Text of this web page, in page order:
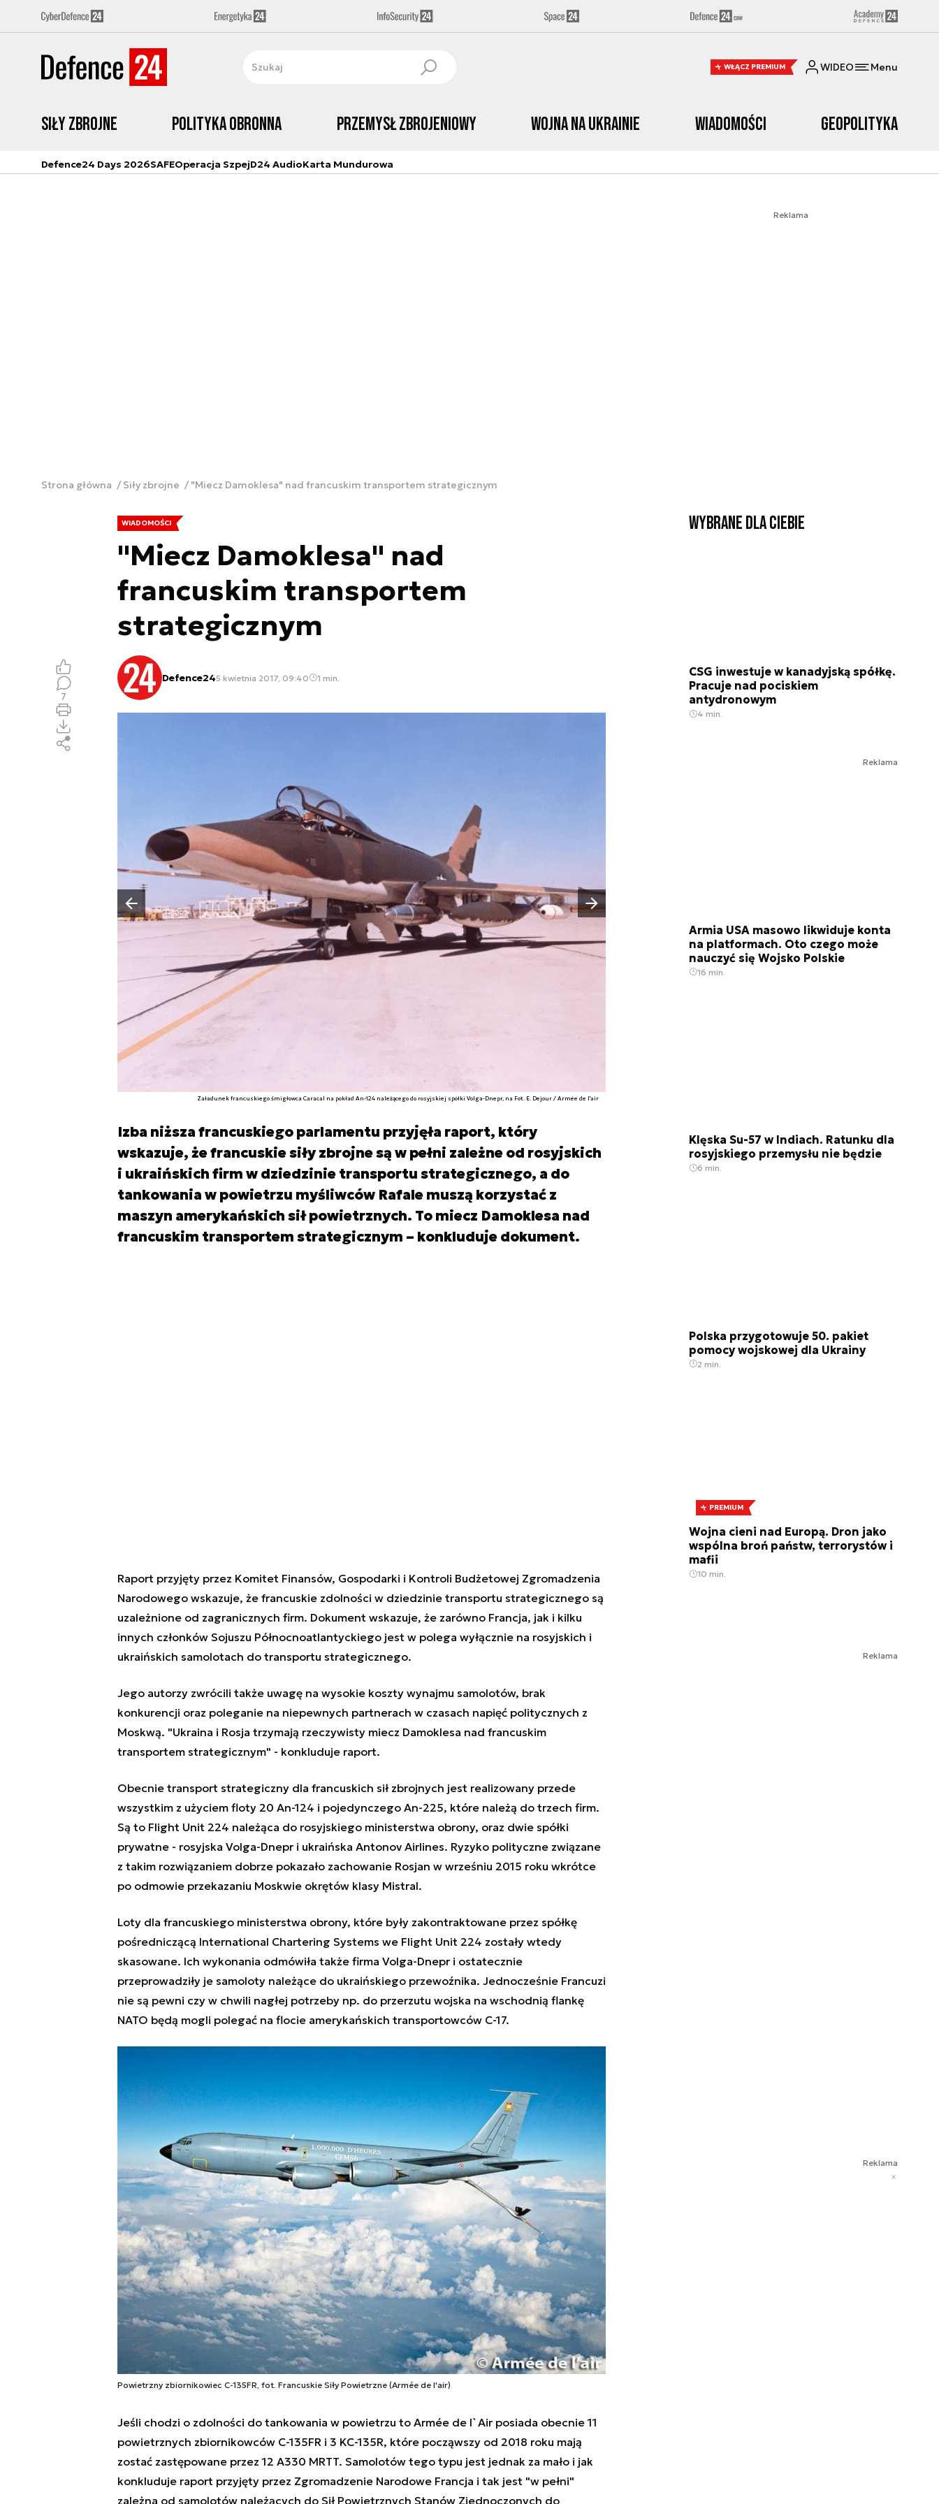
WŁĄCZ PREMIUM WIDEO Menu
Siły zbrojne Polityka obronna Przemysł Zbrojeniowy Wojna na Ukrainie Wiadomości Geopolityka
Defence24 Days 2026SAFEOperacja SzpejD24 AudioKarta Mundurowa
Reklama
Strona główna Siły zbrojne "Miecz Damoklesa" nad francuskim transportem strategicznym
WIADOMOŚCI
"Miecz Damoklesa" nad
francuskim transportem
strategicznym
Defence245 kwietnia 2017, 09:40 1 min.
Załadunek francuskiego śmigłowca Caracal na pokład An-124 należącego do rosyjskiej spółki Volga-Dnepr, na Fot. E. Dejour / Armée de l'air
Poprzedni slajd
Następny slajd
Izba niższa francuskiego parlamentu przyjęła raport, który
wskazuje, że francuskie siły zbrojne są w pełni zależne od rosyjskich
i ukraińskich firm w dziedzinie transportu strategicznego, a do
tankowania w powietrzu myśliwców Rafale muszą korzystać z
maszyn amerykańskich sił powietrznych. To miecz Damoklesa nad
francuskim transportem strategicznym – konkluduje dokument.
7
Raport przyjęty przez Komitet Finansów, Gospodarki i Kontroli Budżetowej Zgromadzenia
Narodowego wskazuje, że francuskie zdolności w dziedzinie transportu strategicznego są
uzależnione od zagranicznych firm. Dokument wskazuje, że zarówno Francja, jak i kilku
innych członków Sojuszu Północnoatlantyckiego jest w polega wyłącznie na rosyjskich i
ukraińskich samolotach do transportu strategicznego.
Jego autorzy zwrócili także uwagę na wysokie koszty wynajmu samolotów, brak
konkurencji oraz poleganie na niepewnych partnerach w czasach napięć politycznych z
Moskwą. "Ukraina i Rosja trzymają rzeczywisty miecz Damoklesa nad francuskim
transportem strategicznym" - konkluduje raport.
Obecnie transport strategiczny dla francuskich sił zbrojnych jest realizowany przede
wszystkim z użyciem floty 20 An-124 i pojedynczego An-225, które należą do trzech firm.
Są to Flight Unit 224 należąca do rosyjskiego ministerstwa obrony, oraz dwie spółki
prywatne - rosyjska Volga-Dnepr i ukraińska Antonov Airlines. Ryzyko polityczne związane
z takim rozwiązaniem dobrze pokazało zachowanie Rosjan w wrześniu 2015 roku wkrótce
po odmowie przekazaniu Moskwie okrętów klasy Mistral.
Loty dla francuskiego ministerstwa obrony, które były zakontraktowane przez spółkę
pośredniczącą International Chartering Systems we Flight Unit 224 zostały wtedy
skasowane. Ich wykonania odmówiła także firma Volga-Dnepr i ostatecznie
przeprowadziły je samoloty należące do ukraińskiego przewoźnika. Jednocześnie Francuzi
nie są pewni czy w chwili nagłej potrzeby np. do przerzutu wojska na wschodnią flankę
NATO będą mogli polegać na flocie amerykańskich transportowców C-17.
Powietrzny zbiornikowiec C-135FR, fot. Francuskie Siły Powietrzne (Armée de l'air)
Jeśli chodzi o zdolności do tankowania w powietrzu to Armée de l`Air posiada obecnie 11
powietrznych zbiornikowców C-135FR i 3 KC-135R, które począwszy od 2018 roku mają
zostać zastępowane przez 12 A330 MRTT. Samolotów tego typu jest jednak za mało i jak
konkluduje raport przyjęty przez Zgromadzenie Narodowe Francja i tak jest "w pełni"
zależna od samolotów należących do Sił Powietrznych Stanów Zjednoczonych do
Wybrane dla Ciebie
CSG inwestuje w kanadyjską spółkę.
Pracuje nad pociskiem
antydronowym
4 min.
Reklama
Armia USA masowo likwiduje konta
na platformach. Oto czego może
nauczyć się Wojsko Polskie
16 min.
Klęska Su-57 w Indiach. Ratunku dla
rosyjskiego przemysłu nie będzie
6 min.
Polska przygotowuje 50. pakiet
pomocy wojskowej dla Ukrainy
2 min.
PREMIUM
Wojna cieni nad Europą. Dron jako
wspólna broń państw, terrorystów i
mafii
10 min.
Reklama
Reklama